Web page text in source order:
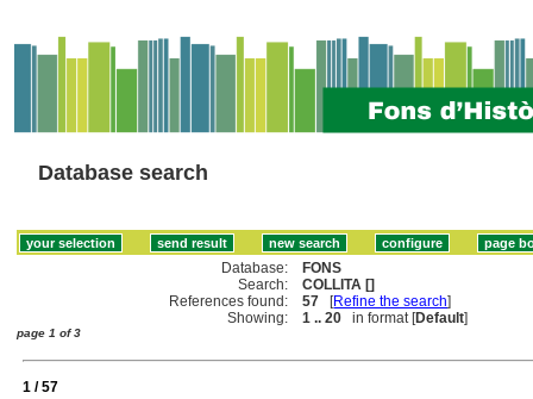
Database search
Database:
FONS
Search:
COLLITA []
References found:
57 [Refine the search]
Showing:
1 .. 20 in format [Default]
page 1 of 3
1 / 57